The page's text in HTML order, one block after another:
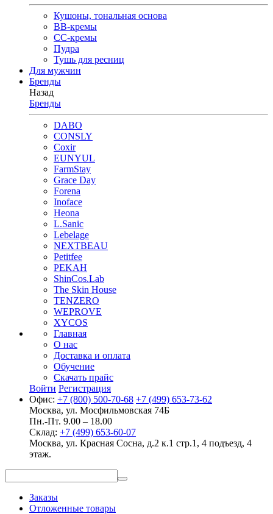
Кушоны, тональная основа
BB-кремы
CC-кремы
Пудра
Тушь для ресниц
Для мужчин
Бренды
Назад
Бренды
DABO
CONSLY
Coxir
EUNYUL
FarmStay
Grace Day
Forena
Inoface
Heona
L.Sanic
Lebelage
NEXTBEAU
Petitfee
PEKAH
ShinCos.Lab
The Skin House
TENZERO
WEPROVE
XYCOS
Главная
О нас
Доставка и оплата
Обучение
Скачать прайс
Войти Регистрация
Офис: +7 (800) 500-70-68 +7 (499) 653-73-62
Москва, ул. Мосфильмовская 74Б
Пн.-Пт. 9.00 – 18.00
Склад: +7 (499) 653-60-07
Москва, ул. Красная Сосна, д.2 к.1 стр.1, 4 подъезд, 4
этаж.
Заказы
Отложенные товары